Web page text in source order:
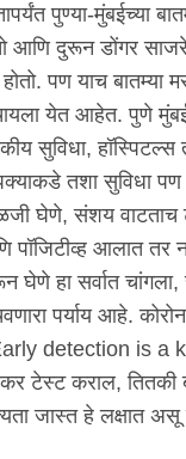
पुण्या-मुंबईच्या
आणि दुरून डोंगर
पण याच बातम्या
येत आहेत. पुणे
सुविधा,
तशा सुविधा पण
घेणे, संशय
पॉजिटीव्ह आलात तर
घेणे हा सर्वात चांगला,
पर्याय आहे.
detection is a
टेस्ट कराल, तितकी
जास्त हे लक्षात असू